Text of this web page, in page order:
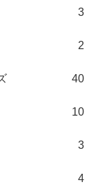
3
2
40
10
3
4